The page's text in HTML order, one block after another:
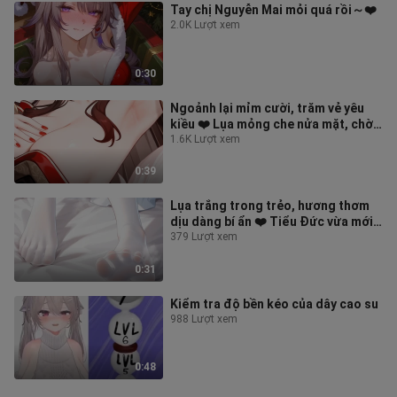
0:30
Tay chị Nguyễn Mai mỏi quá rồi～❤️
2.0K Lượt xem
0:39
Ngoảnh lại mỉm cười, trăm vẻ yêu
kiều ❤️ Lụa mỏng che nửa mặt, chờ
chàng đến.
1.6K Lượt xem
0:31
Lụa trắng trong trẻo, hương thơm
dịu dàng bí ẩn ❤️ Tiểu Đức vừa mới
thoát khỏi Lita đang ẩn mình
379 Lượt xem
0:48
Kiểm tra độ bền kéo của dây cao su
988 Lượt xem